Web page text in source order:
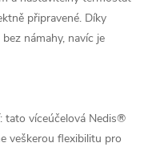
připravené. Díky
námahy, navíc je
tato víceúčelová Nedis®
veškerou flexibilitu pro